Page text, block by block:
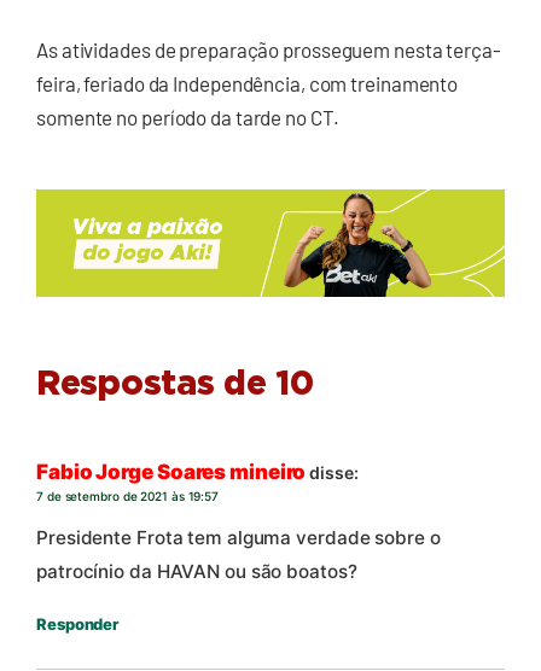
As atividades de preparação prosseguem nesta terça-
feira, feriado da Independência, com treinamento
somente no período da tarde no CT.
Respostas de 10
Fabio Jorge Soares mineiro disse:
7 de setembro de 2021 às 19:57
Presidente Frota tem alguma verdade sobre o
patrocínio da HAVAN ou são boatos?
Responder